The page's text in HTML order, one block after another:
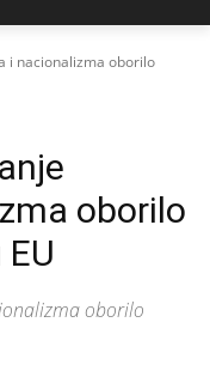
i nacionalizma oborilo
oborilo
oborilo